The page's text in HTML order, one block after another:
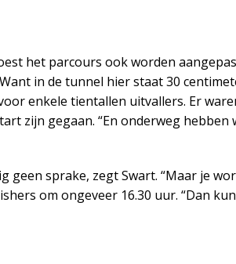
het parcours ook worden
in de tunnel hier staat 30
enkele tientallen uitvallers. Er
zijn gegaan. “En onderweg hebben
geen sprake, zegt Swart. “Maar je
om ongeveer 16.30 uur. “Dan